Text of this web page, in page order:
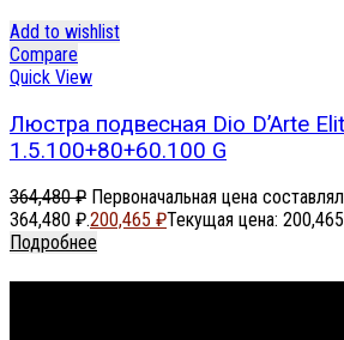
Add to wishlist
Compare
Quick View
Люстра подвесная Dio D’Arte
1.5.100+80+60.100 G
364,480₽ Первоначальная цена
364,480 ₽.200,465 ₽Текущая цена:
Подробнее